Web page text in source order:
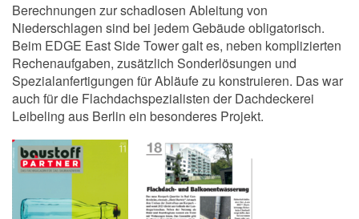
Berechnungen zur schadlosen Ableitung von
Niederschlagen sind bei jedem Gebäude obligatorisch.
Beim EDGE East Side Tower galt es, neben komplizierten
Rechenaufgaben, zusätzlich Sonderlösungen und
Spezialanfertigungen für Abläufe zu konstruieren. Das war
auch für die Flachdachspezialisten der Dachdeckerei
Leibeling aus Berlin ein besonderes Projekt.